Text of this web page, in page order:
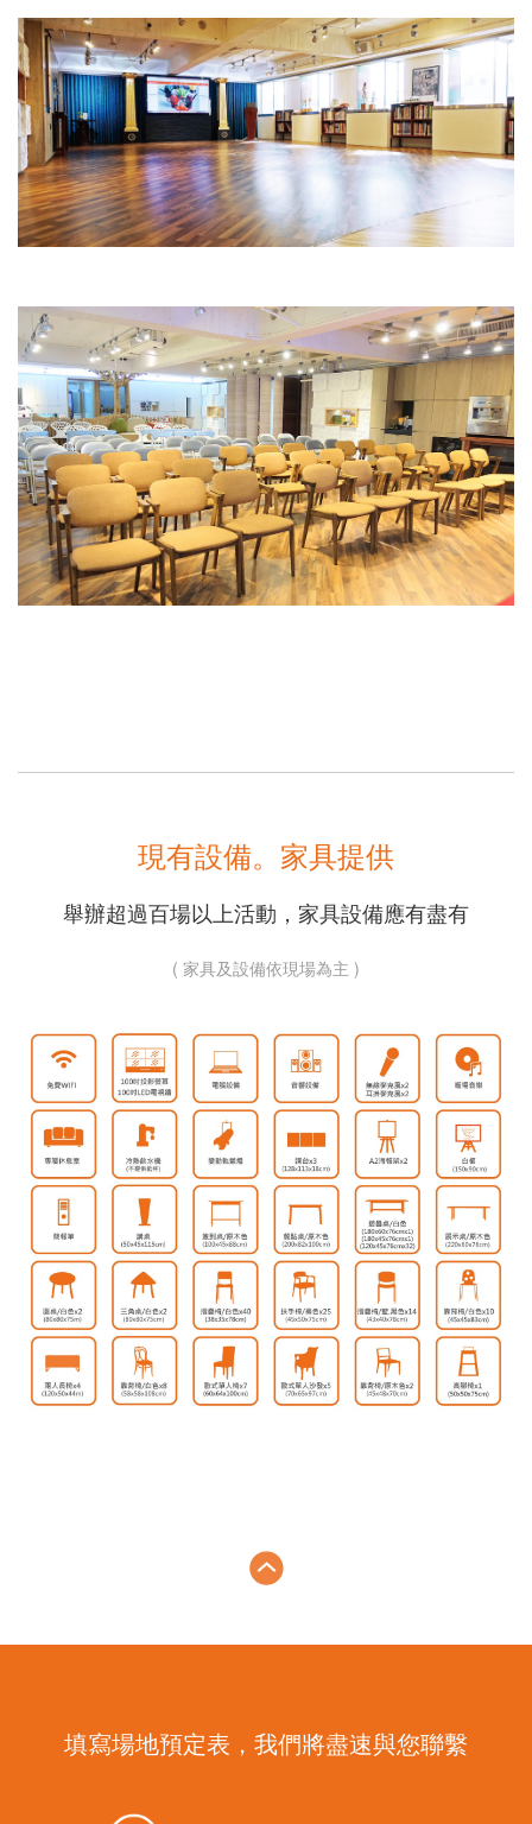
現有設備。家具提供
舉辦超過百場以上活動，家具設備應有盡有
( 家具及設備依現場為主 )
填寫場地預定表，我們將盡速與您聯繫